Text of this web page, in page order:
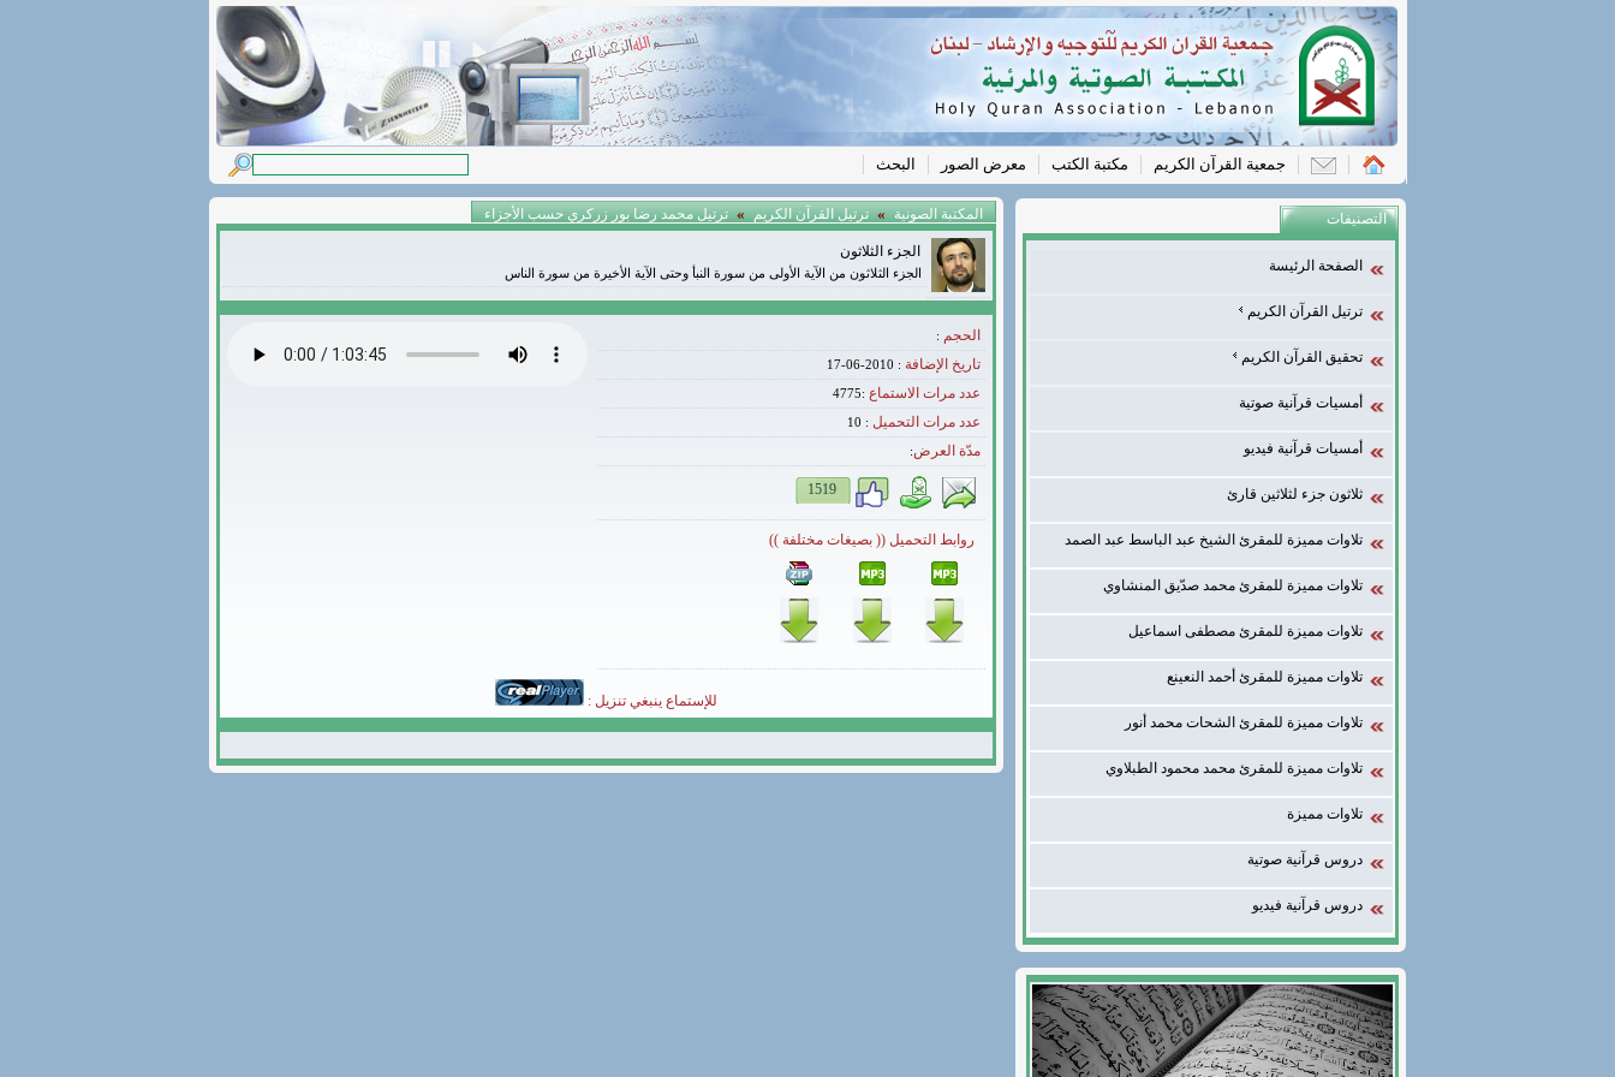
جمعية القرآن الكريم مكتبة الكتب معرض الصور البحث
المكتبة الصونية » ترتيل القرآن الكريم » ترتيل محمد رضا بور زركري حسب الأجزاء
الجزء الثلاثون
الجزء الثلاثون من الآية الأولى من سورة النبأ وحتى الآية الأخيرة من سورة الناس
الحجم :
تاريخ الإضافة : 2010-06-17
عدد مرات الاستماع :4775
عدد مرات التحميل :
10
مدّة العرض:
1519
روابط التحميل (( بصيغات مختلفة ))
للإستماع ينبغي تنزيل :
التصنيفات
الصفحة الرئيسة
ترتيل القرآن الكريم
تحقيق القرآن الكريم
أمسيات قرآنية صوتية
أمسيات قرآنية فيديو
ثلاثون جزء لثلاثين قارئ
تلاوات مميزة للمقرئ الشيخ عبد الباسط عبد الصمد
تلاوات مميزة للمقرئ محمد صدّيق المنشاوي
تلاوات مميزة للمقرئ مصطفى اسماعيل
تلاوات مميزة للمقرئ أحمد النعينع
تلاوات مميزة للمقرئ الشحات محمد أنور
تلاوات مميزة للمقرئ محمد محمود الطبلاوي
تلاوات مميزة
دروس قرآنية صوتية
دروس قرآنية فيديو